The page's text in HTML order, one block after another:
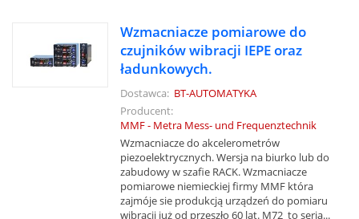
Wzmacniacze pomiarowe do
czujników wibracji IEPE oraz
ładunkowych.
Dostawca: BT-AUTOMATYKA
Producent:
MMF - Metra Mess- und Frequenztechnik
Wzmacniacze do akcelerometrów
piezoelektrycznych. Wersja na biurko lub do
zabudowy w szafie RACK. Wzmacniacze
pomiarowe niemieckiej firmy MMF która
zajmóje sie produkcją urządzeń do pomiaru
wibracji już od przeszło 60 lat. M72 to seria...